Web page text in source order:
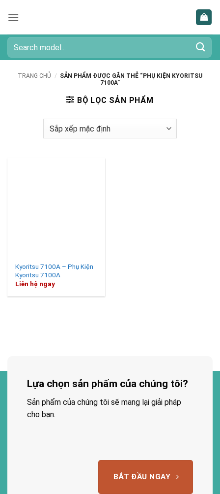
qua
dung
Tìm
kiếm:
TRANG CHỦ / SẢN PHẨM ĐƯỢC GẮN THẺ “PHỤ KIỆN KYORITSU
7100A”
BỘ LỌC SẢN PHẨM
Kyoritsu 7100A – Phụ Kiện
Kyoritsu 7100A
Liên hệ ngay
Lựa chọn sản phẩm của chúng tôi?
Sản phẩm của chúng tôi sẽ mang lại giải pháp
cho bạn.
BẮT ĐẦU NGAY